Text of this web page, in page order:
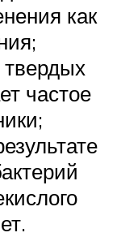
как
частое